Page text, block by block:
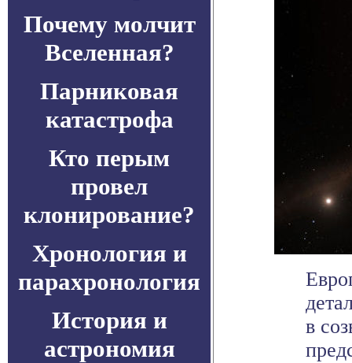
Почему молчит
Вселенная?
Парниковая
катастрофа
Кто перым
провел
клонирование?
Хронология и
парахронология
История и
астрономия
в